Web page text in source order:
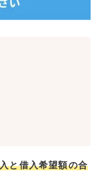
と借入希望額の合